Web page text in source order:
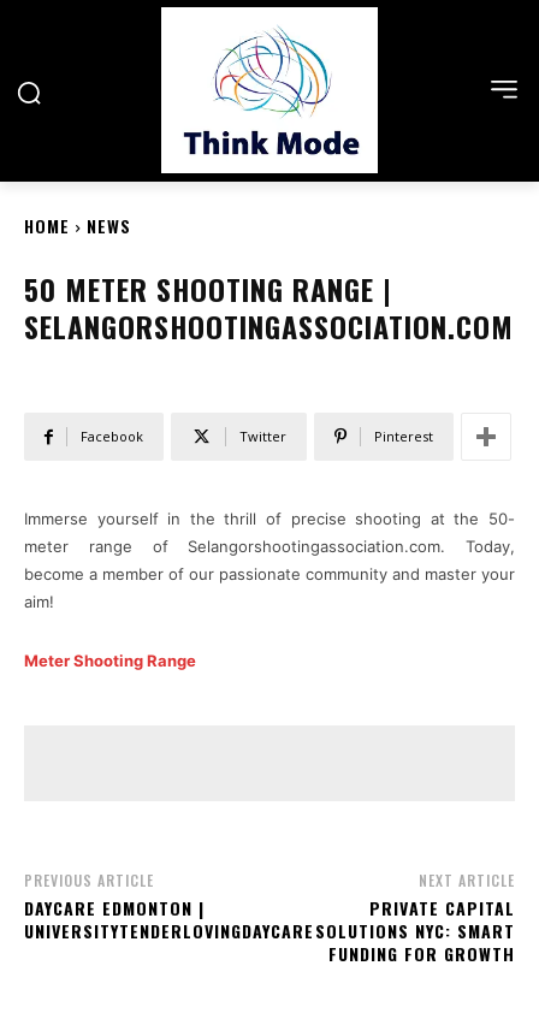
HOME NEWS
50 METER SHOOTING RANGE |
SELANGORSHOOTINGASSOCIATION.COM
Facebook Twitter Pinterest
Immerse yourself in the thrill of precise shooting at the 50-
meter range of Selangorshootingassociation.com. Today,
become a member of our passionate community and master your
aim!
Meter Shooting Range
PREVIOUS ARTICLE
DAYCARE EDMONTON |
UNIVERSITYTENDERLOVINGDAYCARE
NEXT ARTICLE
PRIVATE CAPITAL
SOLUTIONS NYC: SMART
FUNDING FOR GROWTH